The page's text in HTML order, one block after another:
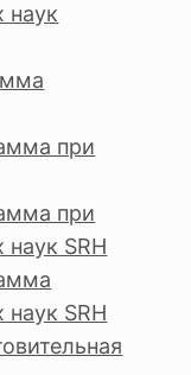
наук
при
при
SRH
SRH